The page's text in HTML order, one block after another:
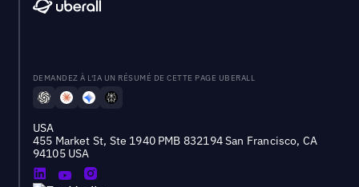
DEMANDEZ À L'IA UN RÉSUMÉ DE CETTE PAGE UBERALL
USA
455 Market St, Ste 1940 PMB 832194 San Francisco, CA
94105 USA